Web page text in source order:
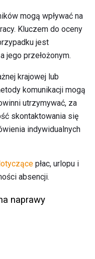
mogą wpływać na
Kluczem do oceny
jest
jego przełożonym.
krajowej lub
komunikacji mogą
utrzymywać, za
skontaktowania się
indywidualnych
płac, urlopu i
absencji.
naprawy